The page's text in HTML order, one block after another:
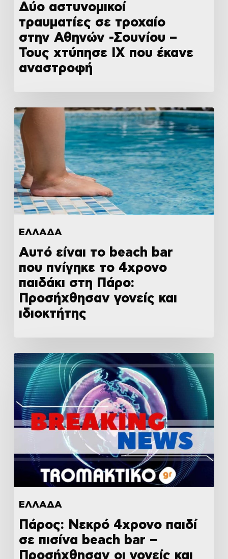
Δύο αστυνομικοί
τραυματίες σε τροχαίο
στην Αθηνών -Σουνίου –
Τους χτύπησε ΙΧ που έκανε
αναστροφή
ΕΛΛΑΔΑ
Αυτό είναι το beach bar
που πνίγηκε το 4χρονο
παιδάκι στη Πάρο:
Προσήχθησαν γονείς και
ιδιοκτήτης
ΕΛΛΑΔΑ
Πάρος: Νεκρό 4χρονο παιδί
σε πισίνα beach bar –
Προσήχθησαν οι γονείς και